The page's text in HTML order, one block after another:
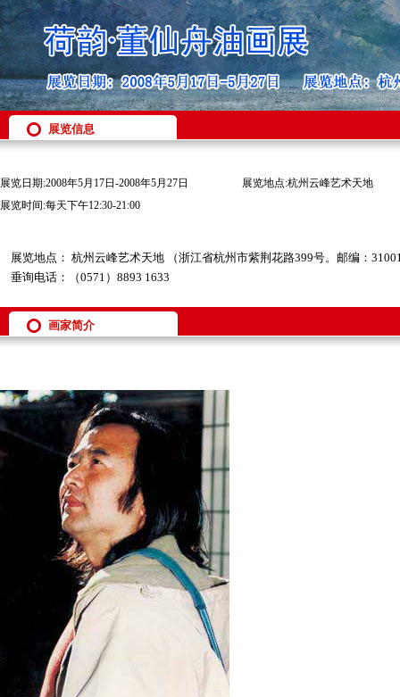
展览信息
展览日期:2008年5月17日-2008年5月27日
展览地点:杭州云峰艺术天地
展览时间:每天下午12:30-21:00
展览地点： 杭州云峰艺术天地 （浙江省杭州市紫荆花路399号。邮编：
垂询电话：（0571）8893 1633
画家简介